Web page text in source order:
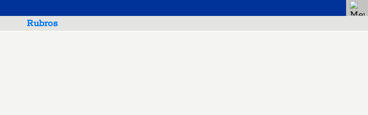
Rubros